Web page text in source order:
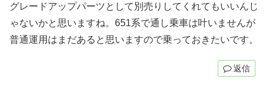
グレードアップパーツとして別売りしてくれてもいいんじ
ゃないかと思いますね。651系で通し乗車は叶いませんが
普通運用はまだあると思いますので乗っておきたいです。
返信